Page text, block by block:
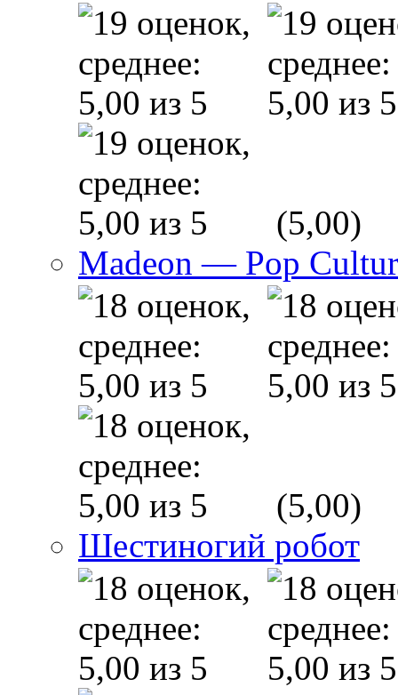
(5,00)
Madeon — Pop
(5,00)
Шестиногий робот